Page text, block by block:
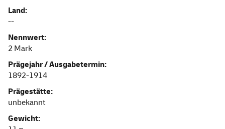
Land:
--
Nennwert:
2 Mark
Prägejahr / Ausgabetermin:
1892-1914
Prägestätte:
unbekannt
Gewicht: